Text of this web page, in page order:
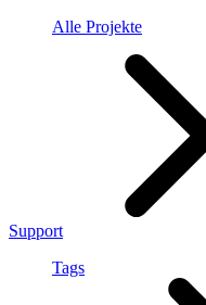
Alle Projekte
Support
Tags